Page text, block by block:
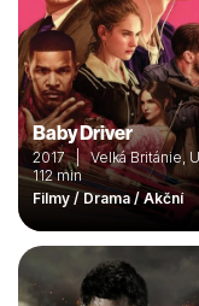
Baby Driver
2017 | Velká Británie,
112 min
Filmy / Drama / Akční